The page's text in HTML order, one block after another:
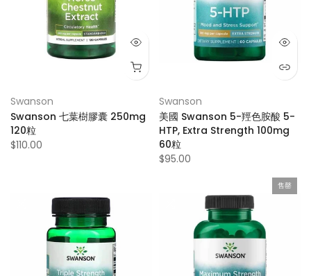
Swanson
Swanson 七葉樹膠囊 250mg
120粒
$110.00
Swanson
美國 Swanson 5-羥色胺酸 5-
HTP, Extra Strength 100mg
60粒
$95.00
售罄